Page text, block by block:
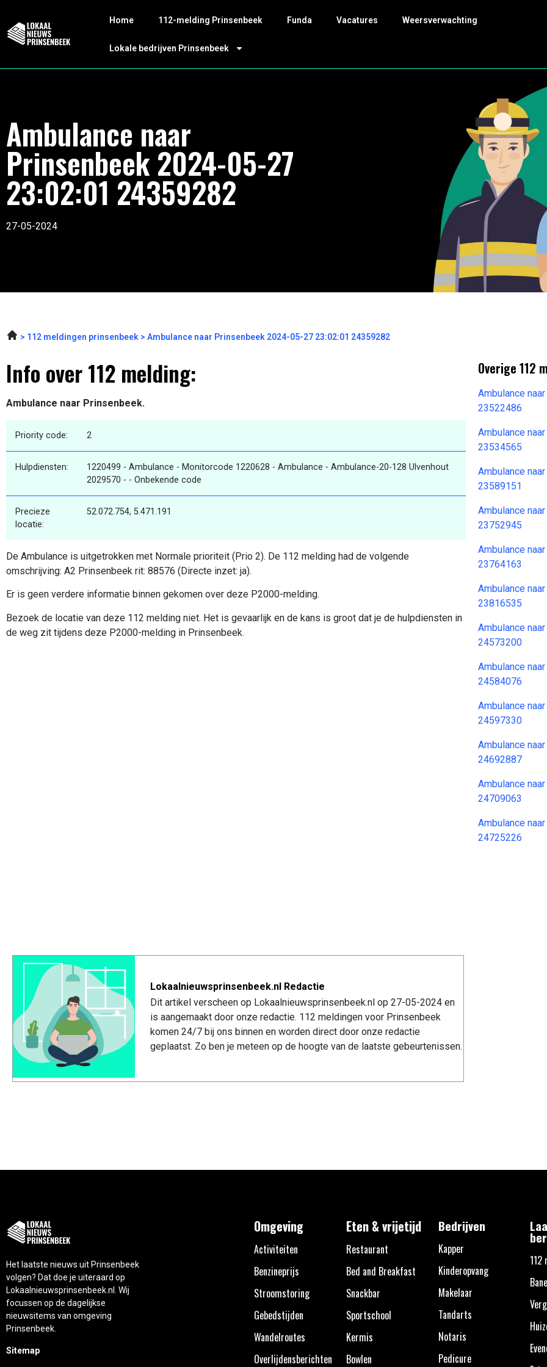
Home 112-melding Prinsenbeek Funda Vacatures Weersverwachting
Lokale bedrijven Prinsenbeek
Ambulance naar
Prinsenbeek 2024-05-27
23:02:01 24359282
27-05-2024
112 meldingen prinsenbeek Ambulance naar Prinsenbeek 2024-05-27 23:02:01 24359282
Info over 112 melding:
Ambulance naar Prinsenbeek.
Priority code: 2
Hulpdiensten:
1220499 - Ambulance - Monitorcode 1220628 - Ambulance - Ambulance-20-128 Ulvenhout
2029570 - - Onbekende code
Precieze
locatie:
52.072.754, 5.471.191
De Ambulance is uitgetrokken met Normale prioriteit (Prio 2). De 112 melding had de volgende
omschrijving: A2 Prinsenbeek rit: 88576 (Directe inzet: ja).
Er is geen verdere informatie binnen gekomen over deze P2000-melding.
Bezoek de locatie van deze 112 melding niet. Het is gevaarlijk en de kans is groot dat je de hulpdiensten in
de weg zit tijdens deze P2000-melding in Prinsenbeek.
Overige 112
Ambulance
23522486
Ambulance
23534565
Ambulance
23589151
Ambulance
23752945
Ambulance
23764163
Ambulance
23816535
Ambulance
24573200
Ambulance
24584076
Ambulance
24597330
Ambulance
24692887
Ambulance
24709063
Ambulance
24725226
Lokaalnieuwsprinsenbeek.nl Redactie
Dit artikel verscheen op Lokaalnieuwsprinsenbeek.nl op 27-05-2024 en
is aangemaakt door onze redactie. 112 meldingen voor Prinsenbeek
komen 24/7 bij ons binnen en worden direct door onze redactie
geplaatst. Zo ben je meteen op de hoogte van de laatste gebeurtenissen.
Het laatste nieuws uit Prinsenbeek
volgen? Dat doe je uiteraard op
Lokaalnieuwsprinsenbeek.nl. Wij
focussen op de dagelijkse
nieuwsitems van omgeving
Prinsenbeek.
Sitemap
Omgeving
Activiteiten
Benzineprijs
Stroomstoring
Gebedstijden
Wandelroutes
Overlijdensberichten
Eten & vrijetijd
Restaurant
Bed and Breakfast
Snackbar
Sportschool
Kermis
Bowlen
Bedrijven
Kapper
Kinderopvang
Makelaar
Tandarts
Notaris
Pedicure
112